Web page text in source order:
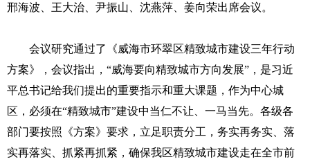
邢海波、王大治、尹振山、沈燕萍、姜向荣出席会议。
会议研究通过了《威海市环翠区精致城市建设三年行动
方案》，会议指出，“威海要向精致城市方向发展”，是习近
平总书记给我们提出的重要指示和重大课题，作为中心城
区，必须在“精致城市”建设中当仁不让、一马当先。各级各
部门要按照《方案》要求，立足职责分工，务实再务实、落
实再落实、抓紧再抓紧，确保我区精致城市建设走在全市前